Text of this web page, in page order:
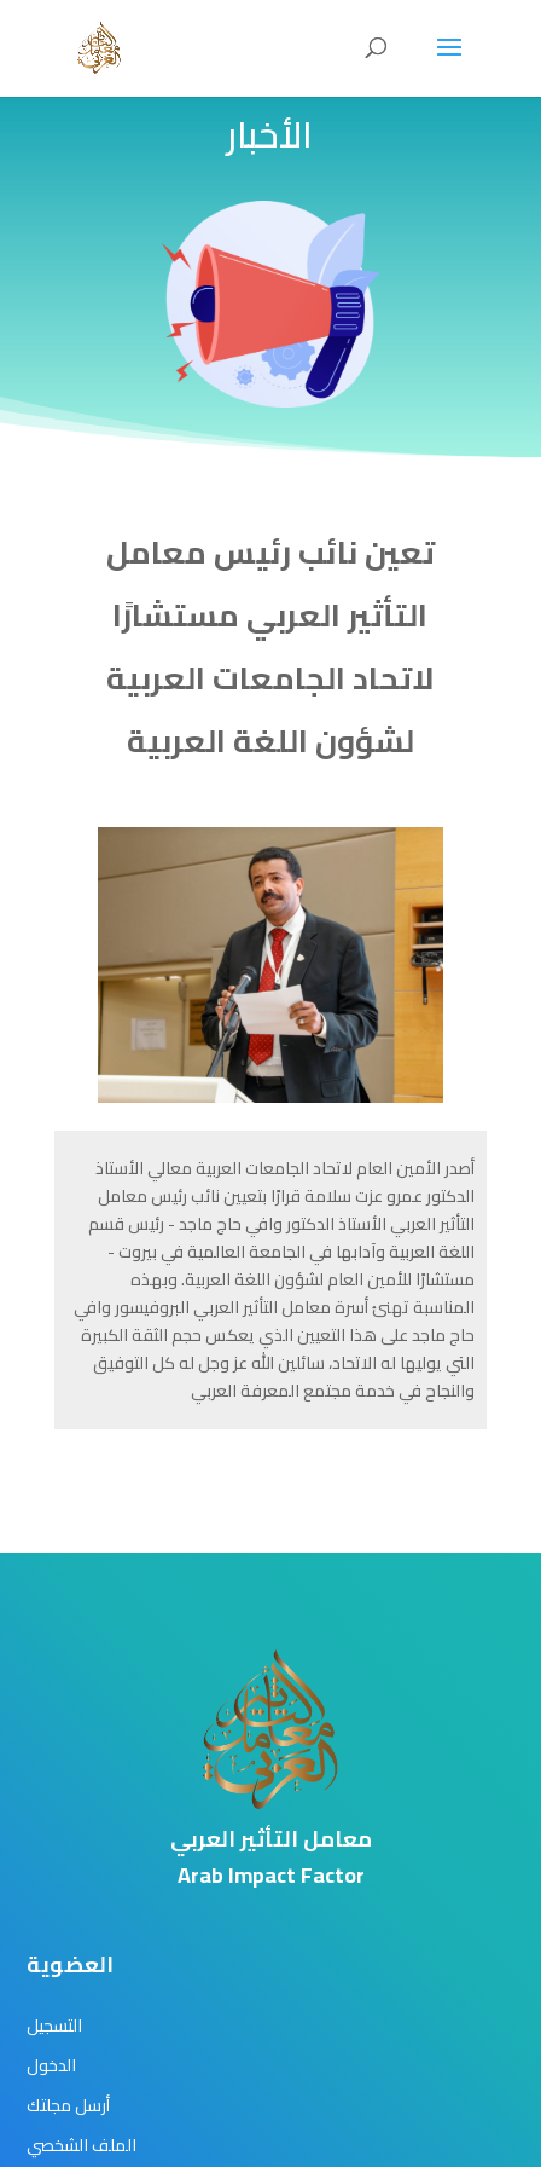
الأخبار
تعين نائب رئيس معامل
التأثير العربي مستشارًا
لاتحاد الجامعات العربية
لشؤون اللغة العربية
أصدر الأمين العام لاتحاد الجامعات العربية معالي الأستاذ
الدكتور عمرو عزت سلامة قرارًا بتعيين نائب رئيس معامل
التأثير العربي الأستاذ الدكتور وافي حاج ماجد - رئيس قسم
اللغة العربية وآدابها في الجامعة العالمية في بيروت -
مستشارًا للأمين العام لشؤون اللغة العربية. وبهذه
المناسبة تهنئ أسرة معامل التأثير العربي البروفيسور وافي
حاج ماجد على هذا التعيين الذي يعكس حجم الثقة الكبيرة
التي يوليها له الاتحاد، سائلين الله عز وجل له كل التوفيق
والنجاح في خدمة مجتمع المعرفة العربي
معامل التأثير العربي
Arab Impact Factor
العضوية
التسجيل
الدخول
أرسل مجلتك
الملف الشخصي